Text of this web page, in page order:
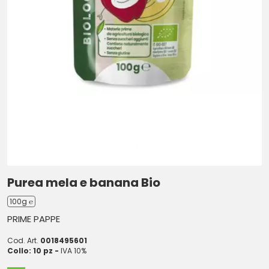
Purea mela e banana Bio
100g ℮
PRIME PAPPE
Cod. Art. 0018495601
Collo: 10 pz - IVA 10%